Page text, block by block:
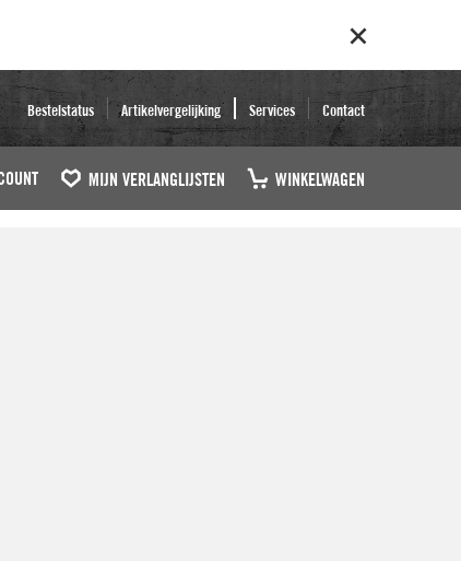
Bestelstatus Artikelvergelijking Services Contact
MIJN VERLANGLIJSTEN WINKELWAGEN